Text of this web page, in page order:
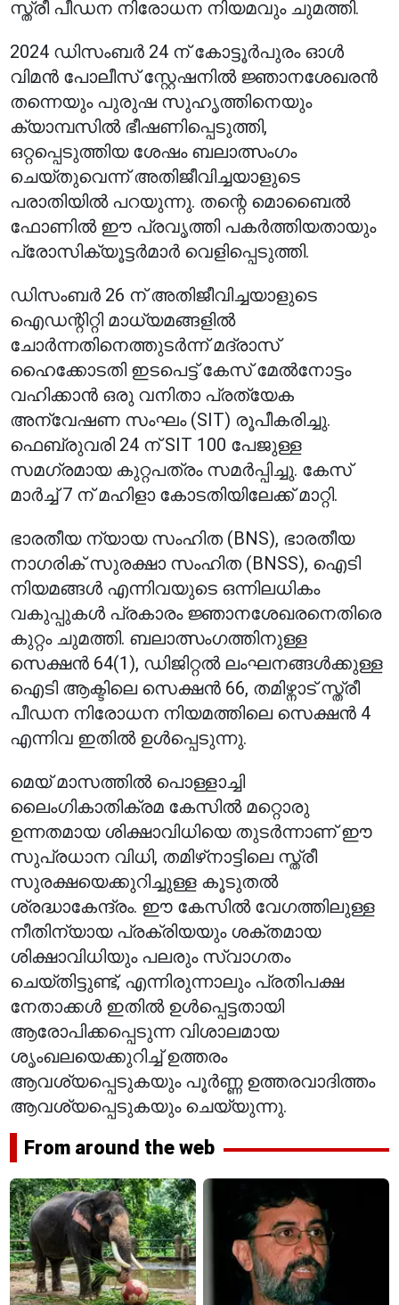
സ്ത്രീ പീഡന നിരോധന നിയമവും ചുമത്തി.
2024 ഡിസംബർ 24 ന് കോട്ടൂർപുരം ഓൾ
വിമൻ പോലീസ് സ്റ്റേഷനിൽ ജ്ഞാനശേഖരൻ
തന്നെയും പുരുഷ സുഹൃത്തിനെയും
ക്യാമ്പസിൽ ഭീഷണിപ്പെടുത്തി,
ഒറ്റപ്പെടുത്തിയ ശേഷം ബലാത്സംഗം
ചെയ്തുവെന്ന് അതിജീവിച്ചയാളുടെ
പരാതിയിൽ പറയുന്നു. തന്റെ മൊബൈൽ
ഫോണിൽ ഈ പ്രവൃത്തി പകർത്തിയതായും
പ്രോസിക്യൂട്ടർമാർ വെളിപ്പെടുത്തി.
ഡിസംബർ 26 ന് അതിജീവിച്ചയാളുടെ
ഐഡന്റിറ്റി മാധ്യമങ്ങളിൽ
ചോർന്നതിനെത്തുടർന്ന് മദ്രാസ്
ഹൈക്കോടതി ഇടപെട്ട് കേസ് മേൽനോട്ടം
വഹിക്കാൻ ഒരു വനിതാ പ്രത്യേക
അന്വേഷണ സംഘം (SIT) രൂപീകരിച്ചു.
ഫെബ്രുവരി 24 ന് SIT 100 പേജുള്ള
സമഗ്രമായ കുറ്റപത്രം സമർപ്പിച്ചു. കേസ്
മാർച്ച് 7 ന് മഹിളാ കോടതിയിലേക്ക് മാറ്റി.
ഭാരതീയ ന്യായ സംഹിത (BNS), ഭാരതീയ
നാഗരിക് സുരക്ഷാ സംഹിത (BNSS), ഐടി
നിയമങ്ങൾ എന്നിവയുടെ ഒന്നിലധികം
വകുപ്പുകൾ പ്രകാരം ജ്ഞാനശേഖരനെതിരെ
കുറ്റം ചുമത്തി. ബലാത്സംഗത്തിനുള്ള
സെക്ഷൻ 64(1), ഡിജിറ്റൽ ലംഘനങ്ങൾക്കുള്ള
ഐടി ആക്ടിലെ സെക്ഷൻ 66, തമിഴ്നാട് സ്ത്രീ
പീഡന നിരോധന നിയമത്തിലെ സെക്ഷൻ 4
എന്നിവ ഇതിൽ ഉൾപ്പെടുന്നു.
മെയ് മാസത്തിൽ പൊള്ളാച്ചി
ലൈംഗികാതിക്രമ കേസിൽ മറ്റൊരു
ഉന്നതമായ ശിക്ഷാവിധിയെ തുടർന്നാണ് ഈ
സുപ്രധാന വിധി, തമിഴ്‌നാട്ടിലെ സ്ത്രീ
സുരക്ഷയെക്കുറിച്ചുള്ള കൂടുതൽ
ശ്രദ്ധാകേന്ദ്രം. ഈ കേസിൽ വേഗത്തിലുള്ള
നീതിന്യായ പ്രക്രിയയും ശക്തമായ
ശിക്ഷാവിധിയും പലരും സ്വാഗതം
ചെയ്തിട്ടുണ്ട്, എന്നിരുന്നാലും പ്രതിപക്ഷ
നേതാക്കൾ ഇതിൽ ഉൾപ്പെട്ടതായി
ആരോപിക്കപ്പെടുന്ന വിശാലമായ
ശൃംഖലയെക്കുറിച്ച് ഉത്തരം
ആവശ്യപ്പെടുകയും പൂർണ്ണ ഉത്തരവാദിത്തം
ആവശ്യപ്പെടുകയും ചെയ്യുന്നു.
From around the web